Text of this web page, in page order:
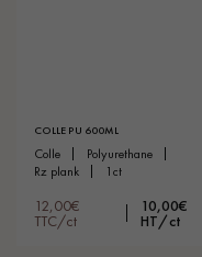
COLLE PU 600ML
colle
polyurethane
rz plank
1ct
12,00€
TTC/ct
10,00€
HT/ct